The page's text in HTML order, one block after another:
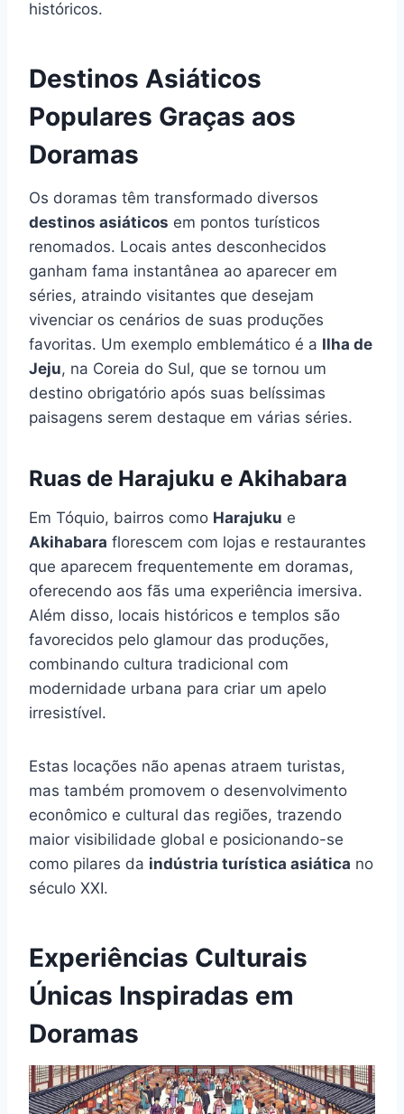
históricos.
Destinos Asiáticos
Populares Graças aos
Doramas
Os doramas têm transformado diversos
destinos asiáticos em pontos turísticos
renomados. Locais antes desconhecidos
ganham fama instantânea ao aparecer em
séries, atraindo visitantes que desejam
vivenciar os cenários de suas produções
favoritas. Um exemplo emblemático é a Ilha de
Jeju, na Coreia do Sul, que se tornou um
destino obrigatório após suas belíssimas
paisagens serem destaque em várias séries.
Ruas de Harajuku e Akihabara
Em Tóquio, bairros como Harajuku e
Akihabara florescem com lojas e restaurantes
que aparecem frequentemente em doramas,
oferecendo aos fãs uma experiência imersiva.
Além disso, locais históricos e templos são
favorecidos pelo glamour das produções,
combinando cultura tradicional com
modernidade urbana para criar um apelo
irresistível.
Estas locações não apenas atraem turistas,
mas também promovem o desenvolvimento
econômico e cultural das regiões, trazendo
maior visibilidade global e posicionando-se
como pilares da indústria turística asiática no
século XXI.
Experiências Culturais
Únicas Inspiradas em
Doramas